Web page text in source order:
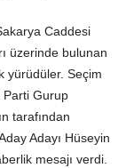
Caddesi
üzerinde bulunan
yürüdüler. Seçim
Parti Gurup
tarafından
Adayı Hüseyin
mesajı verdi.